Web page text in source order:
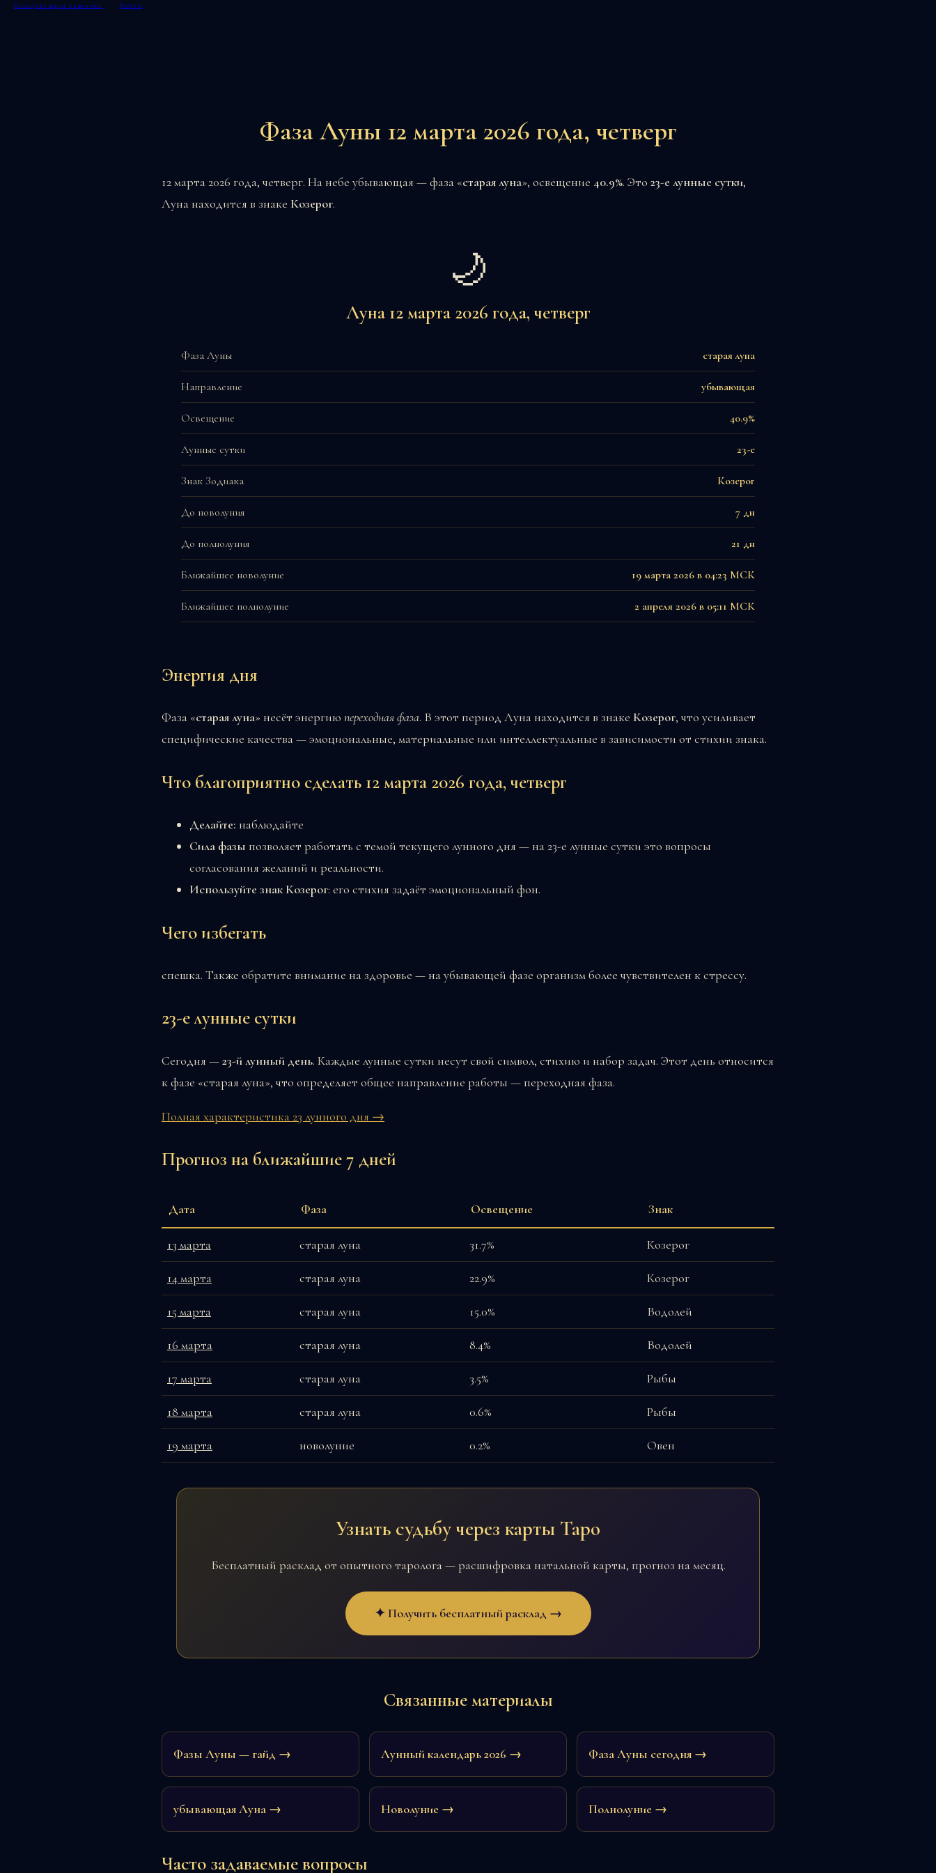
Консультация таролога Войти
Фаза Луны 12 марта 2026 года, четверг
12 марта 2026 года, четверг. На небе убывающая — фаза «старая луна», освещение 40.9%. Это 23-е лунные сутки,
Луна находится в знаке Козерог.
🌙
Луна 12 марта 2026 года, четверг
Фаза Луны старая луна
Направление убывающая
Освещение 40.9%
Лунные сутки 23-е
Знак Зодиака Козерог
До новолуния 7 дн
До полнолуния 21 дн
Ближайшее новолуние 19 марта 2026 в 04:23 МСК
Ближайшее полнолуние 2 апреля 2026 в 05:11 МСК
Энергия дня
Фаза «старая луна» несёт энергию переходная фаза. В этот период Луна находится в знаке Козерог, что усиливает
специфические качества — эмоциональные, материальные или интеллектуальные в зависимости от стихии знака.
Что благоприятно сделать 12 марта 2026 года, четверг
Делайте: наблюдайте
Сила фазы позволяет работать с темой текущего лунного дня — на 23-е лунные сутки это вопросы
согласования желаний и реальности.
Используйте знак Козерог: его стихия задаёт эмоциональный фон.
Чего избегать
спешка. Также обратите внимание на здоровье — на убывающей фазе организм более чувствителен к стрессу.
23-е лунные сутки
Сегодня —23-й лунный день. Каждые лунные сутки несут свой символ, стихию и набор задач. Этот день относится
к фазе «старая луна», что определяет общее направление работы — переходная фаза.
Полная характеристика 23 лунного дня →
Прогноз на ближайшие 7 дней
Дата Фаза Освещение Знак
13 марта старая луна 31.7% Козерог
14 марта старая луна 22.9% Козерог
15 марта старая луна 15.0% Водолей
16 марта старая луна 8.4% Водолей
17 марта старая луна 3.5% Рыбы
18 марта старая луна 0.6% Рыбы
19 марта новолуние 0.2% Овен
Узнать судьбу через карты Таро
Бесплатный расклад от опытного таролога — расшифровка натальной карты, прогноз на месяц.
✦ Получить бесплатный расклад →
Связанные материалы
Фазы Луны — гайд → Лунный календарь 2026 → Фаза Луны сегодня →
убывающая Луна → Новолуние → Полнолуние →
Часто задаваемые вопросы